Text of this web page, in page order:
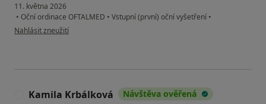
11. května 2026
• Oční ordinace OFTALMED • Vstupní (první) oční vyšetření •
podle názoru uživatele Pavlína
Nahlásit zneužití
Kamila Krbálková Návštěva ověřená